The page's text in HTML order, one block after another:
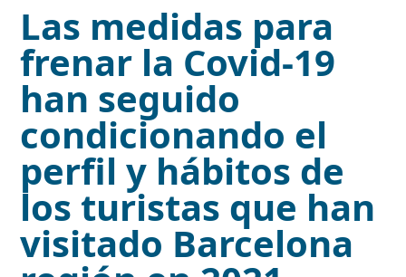
Las medidas para
frenar la Covid-19
han seguido
condicionando el
perfil y hábitos de
los turistas que han
visitado Barcelona